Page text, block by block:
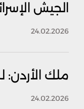
الجيش
24.02.2026
ملك الأردن:
24.02.2026